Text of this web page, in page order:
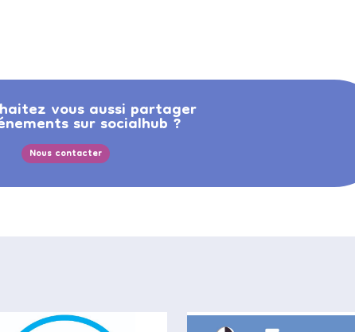
vous aussi partager
sur socialhub ?
Nous contacter